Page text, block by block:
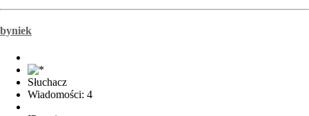
byniek
Słuchacz
Wiadomości: 4